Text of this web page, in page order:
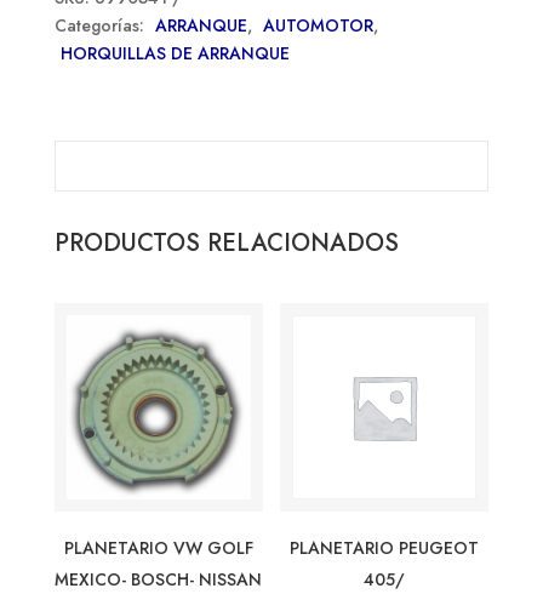
Categorías: ARRANQUE, AUTOMOTOR,
HORQUILLAS DE ARRANQUE
PRODUCTOS RELACIONADOS
PLANETARIO VW GOLF
MEXICO- BOSCH- NISSAN
PLANETARIO PEUGEOT
405/